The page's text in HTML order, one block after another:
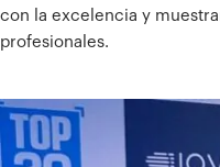
con la excelencia y
profesionales.